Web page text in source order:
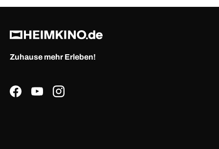
Zuhause mehr Erleben!
FacebookYouTubeInstagram